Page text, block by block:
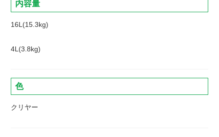
内容量
16L(15.3kg)
4L(3.8kg)
色
クリヤー